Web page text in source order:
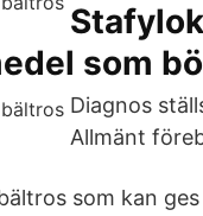
som
Diagnos
Allmänt
som kan